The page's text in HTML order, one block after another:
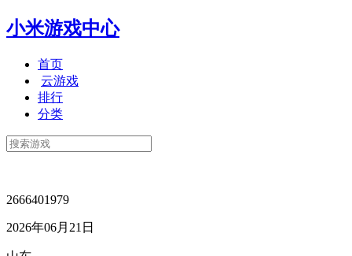
小米游戏中心
首页
云游戏
排行
分类
2666401979
2026年06月21日